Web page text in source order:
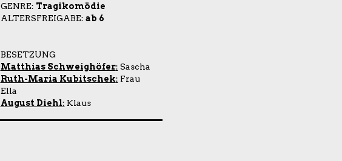
GENRE: Tragikomödie
ALTERSFREIGABE: ab 6
BESETZUNG
Matthias Schweighöfer: Sascha
Ruth-Maria Kubitschek: Frau
Ella
August Diehl: Klaus